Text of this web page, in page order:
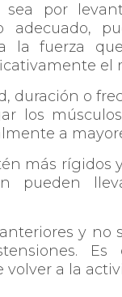
por
adecuado,
la fuerza
el
o
los
a
más rígidos
pueden
y
a la